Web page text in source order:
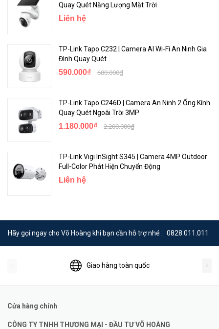
Quay Quét Năng Lượng Mặt Trời
Liên hệ
TP-Link Tapo C232 | Camera AI Wi-Fi An Ninh Gia
Đình Quay Quét
590.000₫ 680.000₫
TP-Link Tapo C246D | Camera An Ninh 2 Ống Kính
Quay Quét Ngoài Trời 3MP
1.180.000₫ 2.200.000₫
TP-Link Vigi InSight S345 | Camera 4MP Outdoor
Full-Color Phát Hiện Chuyển Động
Liên hệ
Hãy gọi ngay cho Võ Hoàng khi bạn cần hỗ trợ nhé : 0828.011.011
Giao hàng toàn quốc
Cửa hàng chính
CÔNG TY TNHH THƯƠNG MẠI - ĐẦU TƯ VÕ HOÀNG